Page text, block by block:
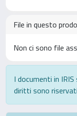
File in questo
Non ci sono file
I documenti in
diritti sono